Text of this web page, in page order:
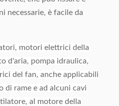
necessarie, è facile da
motori elettrici della
d'aria, pompa idraulica,
del fan, anche applicabili
di rame e ad alcuni cavi
al motore della